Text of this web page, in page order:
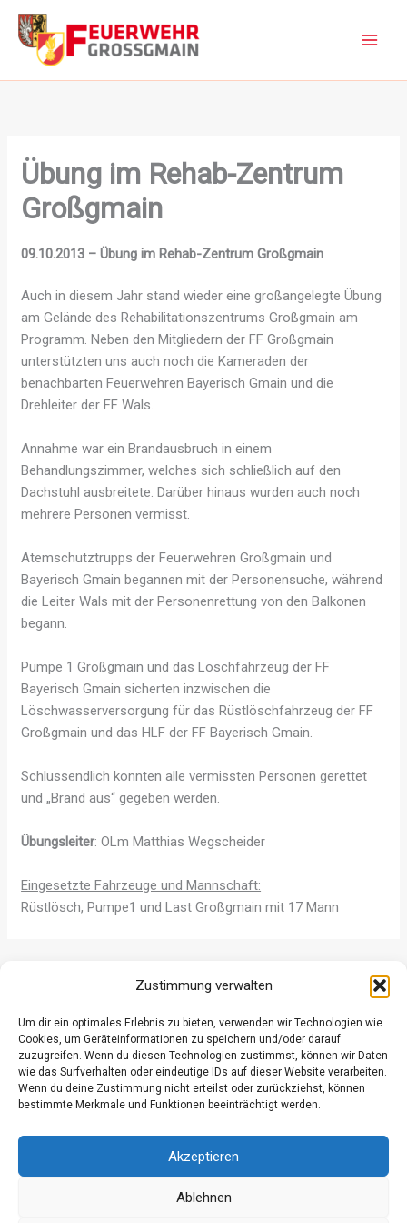
Zustimmung verwalten
Um dir ein optimales Erlebnis zu bieten, verwenden wir Technologien wie
Cookies, um Geräteinformationen zu speichern und/oder darauf
zuzugreifen. Wenn du diesen Technologien zustimmst, können wir Daten
wie das Surfverhalten oder eindeutige IDs auf dieser Website verarbeiten.
Wenn du deine Zustimmung nicht erteilst oder zurückziehst, können
bestimmte Merkmale und Funktionen beeinträchtigt werden.
Akzeptieren
Ablehnen
Zum
Inhalt
springen
Übung im Rehab-Zentrum
Großgmain
09.10.2013 – Übung im Rehab-Zentrum Großgmain
Auch in diesem Jahr stand wieder eine großangelegte Übung
am Gelände des Rehabilitationszentrums Großgmain am
Programm. Neben den Mitgliedern der FF Großgmain
unterstützten uns auch noch die Kameraden der
benachbarten Feuerwehren Bayerisch Gmain und die
Drehleiter der FF Wals.
Annahme war ein Brandausbruch in einem
Behandlungszimmer, welches sich schließlich auf den
Dachstuhl ausbreitete. Darüber hinaus wurden auch noch
mehrere Personen vermisst.
Atemschutztrupps der Feuerwehren Großgmain und
Bayerisch Gmain begannen mit der Personensuche, während
die Leiter Wals mit der Personenrettung von den Balkonen
begann.
Pumpe 1 Großgmain und das Löschfahrzeug der FF
Bayerisch Gmain sicherten inzwischen die
Löschwasserversorgung für das Rüstlöschfahrzeug der FF
Großgmain und das HLF der FF Bayerisch Gmain.
Schlussendlich konnten alle vermissten Personen gerettet
und „Brand aus“ gegeben werden.
Übungsleiter: OLm Matthias Wegscheider
Eingesetzte Fahrzeuge und Mannschaft:
Rüstlösch, Pumpe1 und Last Großgmain mit 17 Mann
Datenschutz
Impressum